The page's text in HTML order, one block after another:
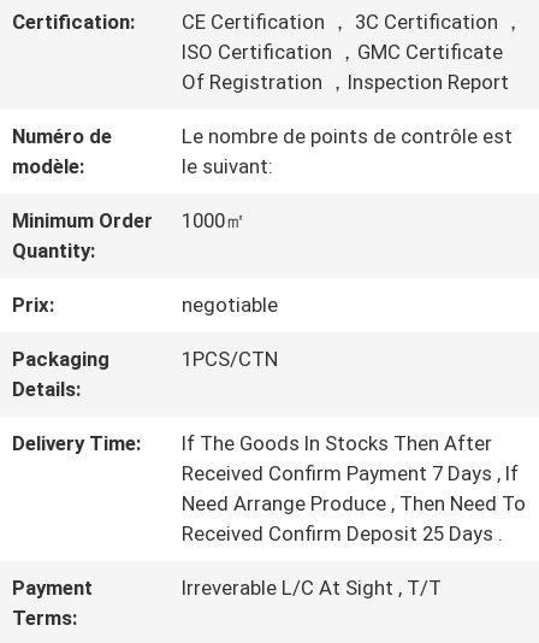
DE
NOUS
VISITE
DE
LA
Certification:
CE Certification ， 3C Certification ，
ISO Certification ，GMC Certificate
Of Registration ，Inspection Report
Numéro de
modèle:
Le nombre de points de contrôle est
le suivant:
Minimum Order
Quantity:
1000㎡
Prix: negotiable
Packaging
Details:
1PCS/CTN
Delivery Time:
If The Goods In Stocks Then After
Received Confirm Payment 7 Days , If
Need Arrange Produce , Then Need To
Received Confirm Deposit 25 Days .
Payment
Terms:
Irreverable L/C At Sight , T/T